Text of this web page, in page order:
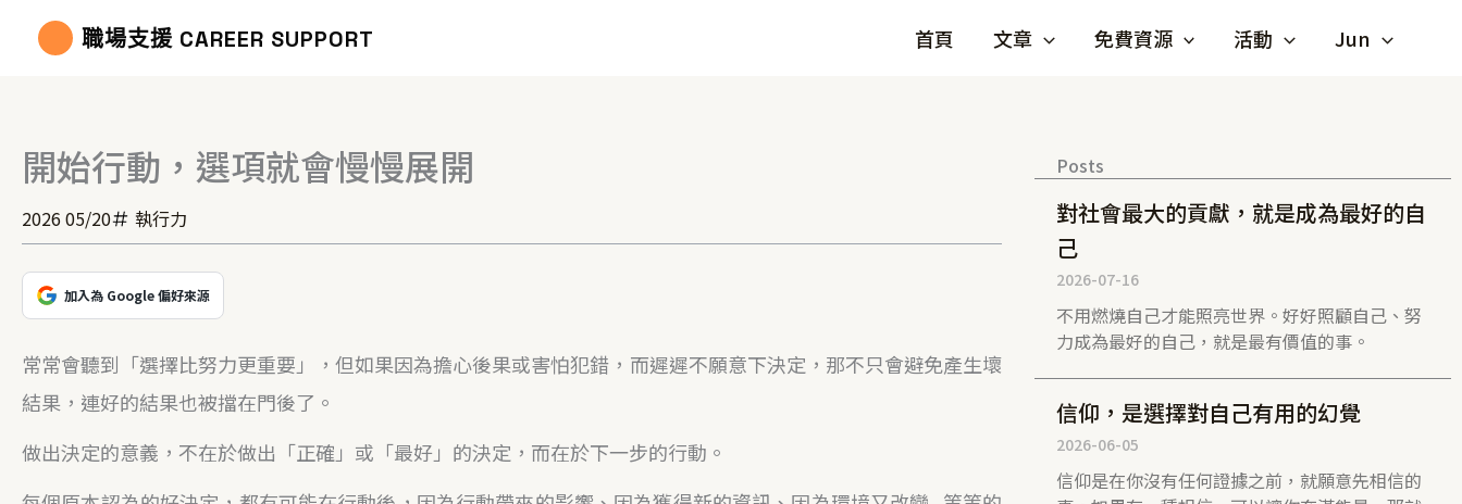
職場支援 CAREER SUPPORT 首頁 文章 免費資源 活動 Jun
開始行動，選項就會慢慢展開
2026 05/20 執行力
加入為 Google 偏好來源
常常會聽到「選擇比努力更重要」，但如果因為擔心後果或害怕犯錯，而遲遲不願意下決定，那不只會避免產生壞
結果，連好的結果也被擋在門後了。
做出決定的意義，不在於做出「正確」或「最好」的決定，而在於下一步的行動。
Posts
對社會最大的貢獻，就是成為最好的自
己
2026-07-16
不用燃燒自己才能照亮世界。好好照顧自己、努
力成為最好的自己，就是最有價值的事。
信仰，是選擇對自己有用的幻覺
2026-06-05
信仰是在你沒有任何證據之前，就願意先相信的